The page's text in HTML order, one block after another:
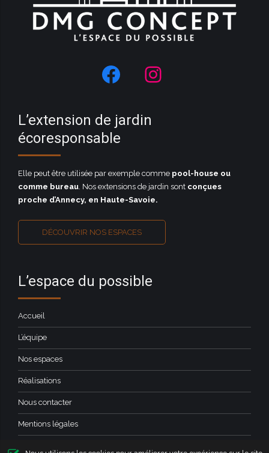
L’extension de jardin
écoresponsable
Elle peut être utilisée par exemple comme pool-house ou
comme bureau. Nos extensions de jardin sont conçues
proche d’Annecy, en Haute-Savoie.
DÉCOUVRIR NOS ESPACES
L’espace du possible
Accueil
L’équipe
Nos espaces
Réalisations
Nous contacter
Mentions légales